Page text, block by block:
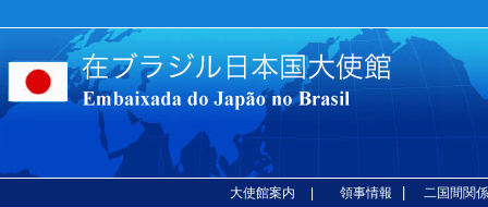
大使館案内 | 領事情報 二国間関係